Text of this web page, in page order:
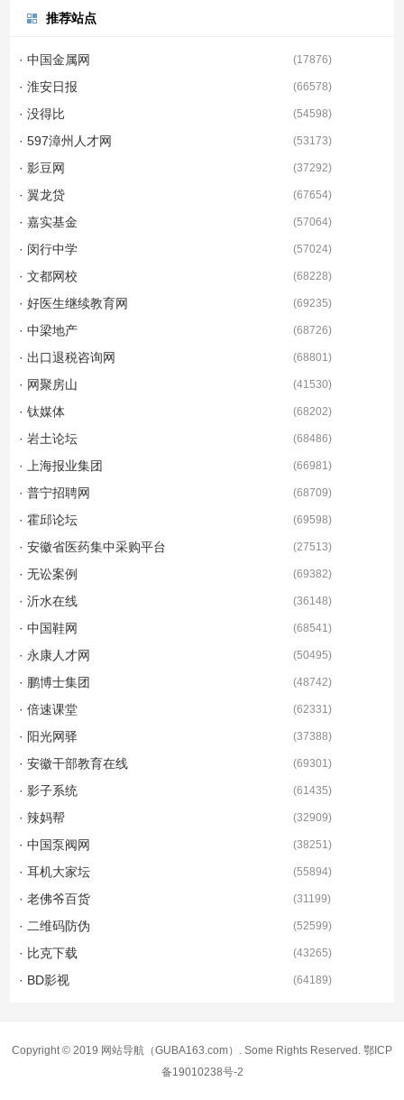
推荐站点
· 中国金属网 (17876)
· 淮安日报 (66578)
· 没得比 (54598)
· 597漳州人才网 (53173)
· 影豆网 (37292)
· 翼龙贷 (67654)
· 嘉实基金 (57064)
· 闵行中学 (57024)
· 文都网校 (68228)
· 好医生继续教育网 (69235)
· 中梁地产 (68726)
· 出口退税咨询网 (68801)
· 网聚房山 (41530)
· 钛媒体 (68202)
· 岩土论坛 (68486)
· 上海报业集团 (66981)
· 普宁招聘网 (68709)
· 霍邱论坛 (69598)
· 安徽省医药集中采购平台 (27513)
· 无讼案例 (69382)
· 沂水在线 (36148)
· 中国鞋网 (68541)
· 永康人才网 (50495)
· 鹏博士集团 (48742)
· 倍速课堂 (62331)
· 阳光网驿 (37388)
· 安徽干部教育在线 (69301)
· 影子系统 (61435)
· 辣妈帮 (32909)
· 中国泵阀网 (38251)
· 耳机大家坛 (55894)
· 老佛爷百货 (31199)
· 二维码防伪 (52599)
· 比克下载 (43265)
· BD影视 (64189)
Copyright © 2019 网站导航 （GUBA163.com）. Some Rights Reserved. 鄂ICP
备19010238号-2